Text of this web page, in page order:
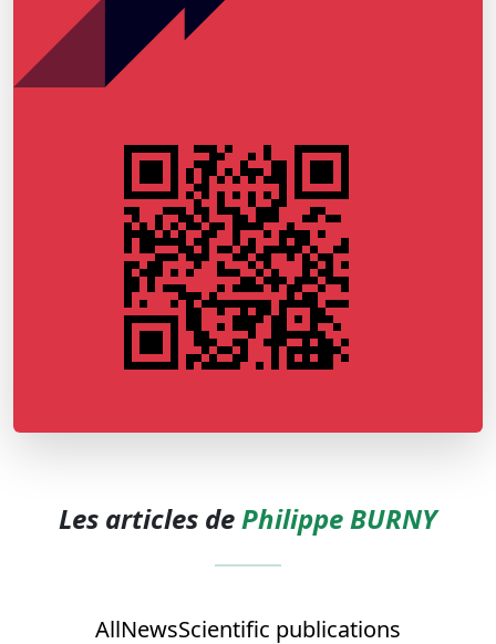
Les articles dePhilippe BURNY
AllNewsScientific publications